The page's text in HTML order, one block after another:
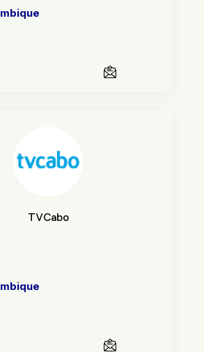
TVCabo